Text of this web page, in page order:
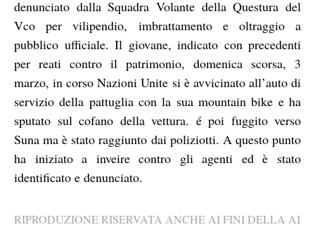
denunciato dalla Squadra Volante della Questura del
Vco per vilipendio, imbrattamento e oltraggio a
pubblico ufficiale. Il giovane, indicato con precedenti
per reati contro il patrimonio, domenica scorsa, 3
marzo, in corso Nazioni Unite si è avvicinato all’auto di
servizio della pattuglia con la sua mountain bike e ha
sputato sul cofano della vettura. é poi fuggito verso
Suna ma è stato raggiunto dai poliziotti. A questo punto
ha iniziato a inveire contro gli agenti ed è stato
identificato e denunciato.
RIPRODUZIONE RISERVATA ANCHE AI FINI DELLA AI